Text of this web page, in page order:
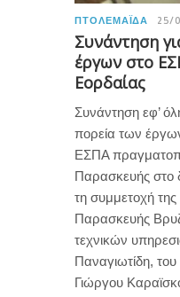
ΠΤΟΛΕΜΑΪ́ΔΑ 25/
Συνάντηση
έργων στο
Εορδαίας
Συνάντηση εφ’
πορεία των
ΕΣΠΑ
Παρασκευής στο
τη συμμετοχή
Παρασκευής
τεχνικών
Παναγιωτίδη,
Γιώργου